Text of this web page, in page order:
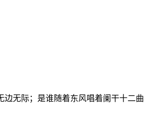
边无际；是谁随着东风唱着阑干十二曲